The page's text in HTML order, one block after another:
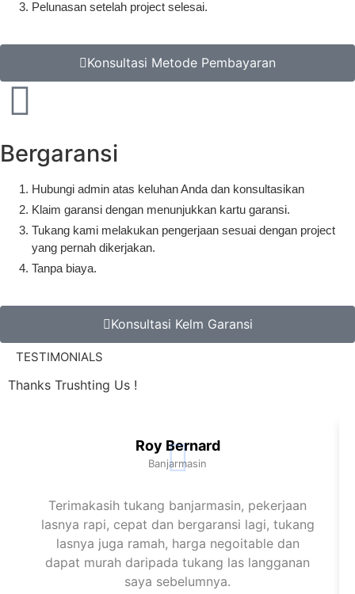
Pelunasan setelah project selesai.
Konsultasi Metode Pembayaran
Bergaransi
Hubungi admin atas keluhan Anda dan konsultasikan
Klaim garansi dengan menunjukkan kartu garansi.
Tukang kami melakukan pengerjaan sesuai dengan project
yang pernah dikerjakan.
Tanpa biaya.
Konsultasi Kelm Garansi
TESTIMONIALS
Thanks Trushting Us !
Roy Bernard
Banjarmasin
Terimakasih tukang banjarmasin, pekerjaan
lasnya rapi, cepat dan bergaransi lagi, tukang
lasnya juga ramah, harga negoitable dan
dapat murah daripada tukang las langganan
saya sebelumnya.